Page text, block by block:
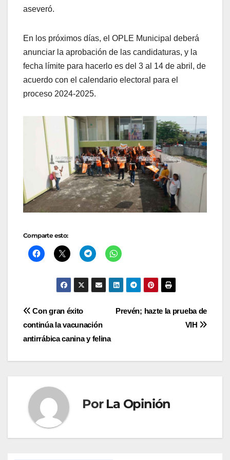
aseveró.
En los próximos días, el OPLE Municipal deberá
anunciar la aprobación de las candidaturas, y la
fecha límite para hacerlo es del 3 al 14 de abril, de
acuerdo con el calendario electoral para el
proceso 2024-2025.
Comparte esto:
Navegación
de
entradas
Prevén; hazte la prueba de
VIH
Con gran éxito
continúa la vacunación
antirrábica canina y felina
Por La Opinión